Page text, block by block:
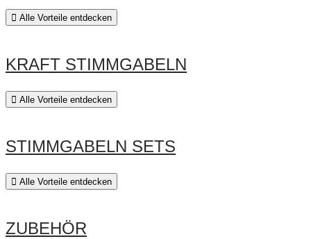
Alle Vorteile entdecken
KRAFT STIMMGABELN
Alle Vorteile entdecken
STIMMGABELN SETS
Alle Vorteile entdecken
ZUBEHÖR